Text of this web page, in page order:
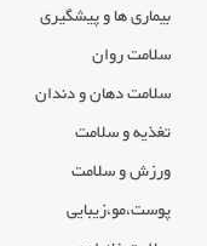
بیماری ها و پیشگیری
سلامت روان
سلامت دهان و دندان
تغذیه و سلامت
ورزش و سلامت
پوست،مو،زیبایی